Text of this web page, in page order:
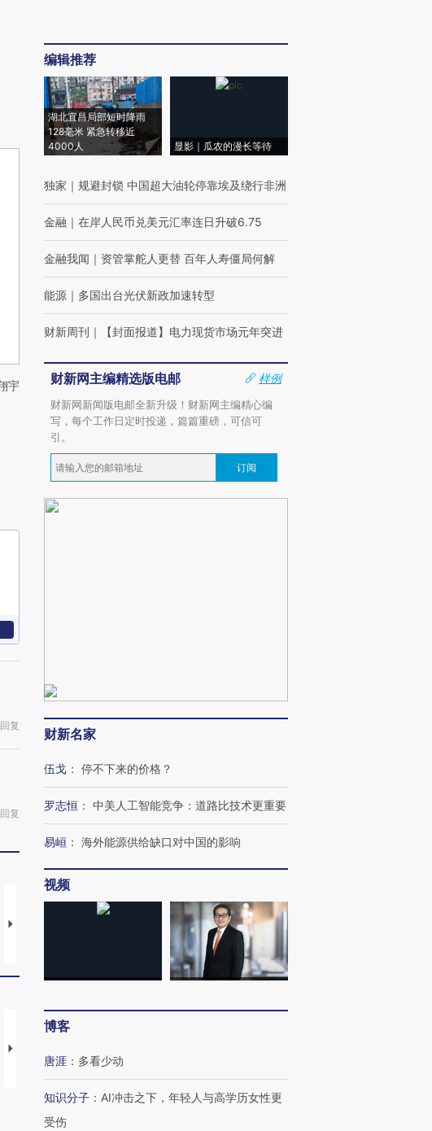
宇
回复
回复
视线｜HYROX的吸金
马航飞行员跨国走私7万
粒摇头丸 尿检体内含3种
视线｜被称为“蟑螂”的印
育部长拱下台
【推广】走进第四届链博
会，让数智科技“链”接产
有意思的生活方式·第三对
住三大增长引擎是什么？
编辑推荐
湖北宜昌局部短时降雨
128毫米 紧急转移近
4000人
显影｜瓜农的漫长等待
独家 ｜ 规避封锁 中国超大油轮停靠埃及绕行非洲
金融 ｜ 在岸人民币兑美元汇率连日升破6.75
金融我闻 ｜ 资管掌舵人更替 百年人寿僵局何解
能源 ｜ 多国出台光伏新政加速转型
财新周刊 ｜ 【封面报道】电力现货市场元年突进
财新网主编精选版电邮
样例
财新网新闻版电邮全新升级！财新网主编精心编
写，每个工作日定时投递，篇篇重磅，可信可
引。
订阅
财新名家
伍戈 ： 停不下来的价格？
罗志恒 ： 中美人工智能竞争：道路比技术更重要
易峘 ： 海外能源供给缺口对中国的影响
视频
博客
唐涯 ： 多看少动
知识分子 ： AI冲击之下，年轻人与高学历女性更
受伤